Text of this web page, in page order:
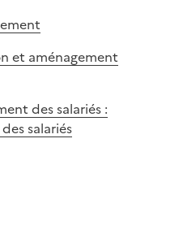
et aménagement
des salariés :
salariés